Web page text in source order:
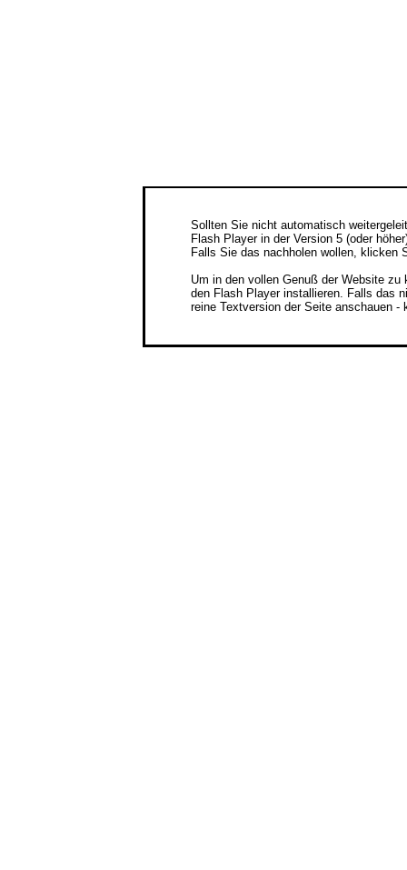
Sollten Sie nicht automatisch
Flash Player in der Version 5 (oder
Falls Sie das nachholen wollen, klicken
Um in den vollen Genuß der Website zu
den Flash Player installieren. Falls das
reine Textversion der Seite anschauen